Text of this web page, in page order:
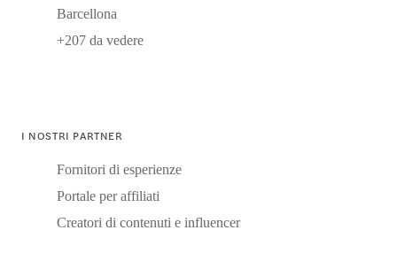
Barcellona
+207 da vedere
I NOSTRI PARTNER
Fornitori di esperienze
Portale per affiliati
Creatori di contenuti e influencer